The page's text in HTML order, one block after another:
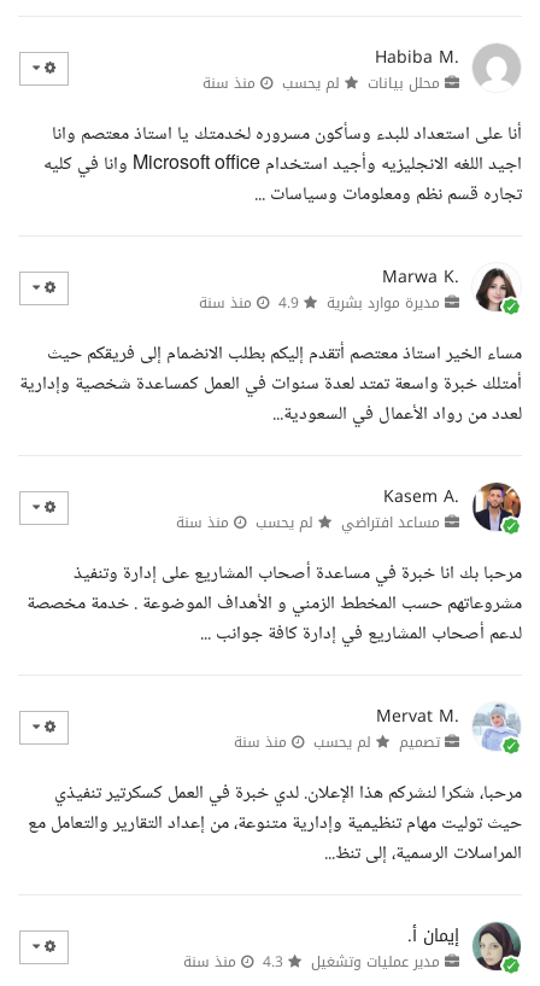
Habiba M.
محلل بيانات لم يحسب منذ سنة
أنا على استعداد للبدء وسأكون مسروره لخدمتك يا استاذ معتصم وانا
اجيد اللغه الانجليزيه وأجيد استخدام Microsoft office وانا في كليه
تجاره قسم نظم ومعلومات وسياسات ...
Marwa K.
مديرة موارد بشرية منذ سنة
مساء الخير استاذ معتصم أتقدم إليكم بطلب الانضمام إلى فريقكم حيث
أمتلك خبرة واسعة تمتد لعدة سنوات في العمل كمساعدة شخصية وإدارية
لعدد من رواد الأعمال في السعودية...
Kasem A.
مساعد افتراضي لم يحسب منذ سنة
مرحبا بك انا خبرة في مساعدة أصحاب المشاريع على إدارة وتنفيذ
مشروعاتهم حسب المخطط الزمني و الأهداف الموضوعة . خدمة مخصصة
لدعم أصحاب المشاريع في إدارة كافة جوانب ...
Mervat M.
تصميم لم يحسب منذ سنة
مرحبا، شكرا لنشركم هذا الإعلان. لدي خبرة في العمل كسكرتير تنفيذي
حيث توليت مهام تنظيمية وإدارية متنوعة، من إعداد التقارير والتعامل مع
المراسلات الرسمية، إلى تنظ...
إيمان أ.
مدير عمليات وتشغيل منذ سنة